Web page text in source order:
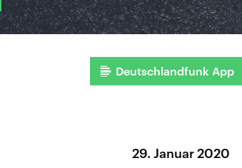
Deutschlandfunk App
29. Januar 2020